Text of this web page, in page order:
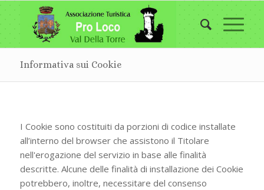
Informativa sui Cookie
I Cookie sono costituiti da porzioni di codice installate
all’interno del browser che assistono il Titolare
nell'erogazione del servizio in base alle finalità
descritte. Alcune delle finalità di installazione dei Cookie
potrebbero, inoltre, necessitare del consenso